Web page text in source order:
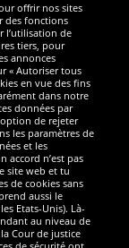
offrir nos sites
des fonctions
l’utilisation de
tiers, pour
annonces
« Autoriser tous
en vue des fins
dans notre
données par
de rejeter
les paramètres de
et les
accord n’est pas
site web et tu
de cookies sans
aussi le
Etats-Unis). Là-
au niveau de
Cour de justice